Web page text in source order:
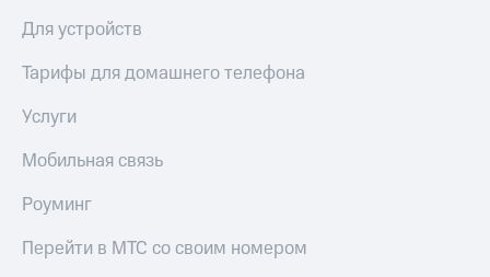
Для устройств
Тарифы для домашнего телефона
Услуги
Мобильная связь
Роуминг
Перейти в МТС со своим номером